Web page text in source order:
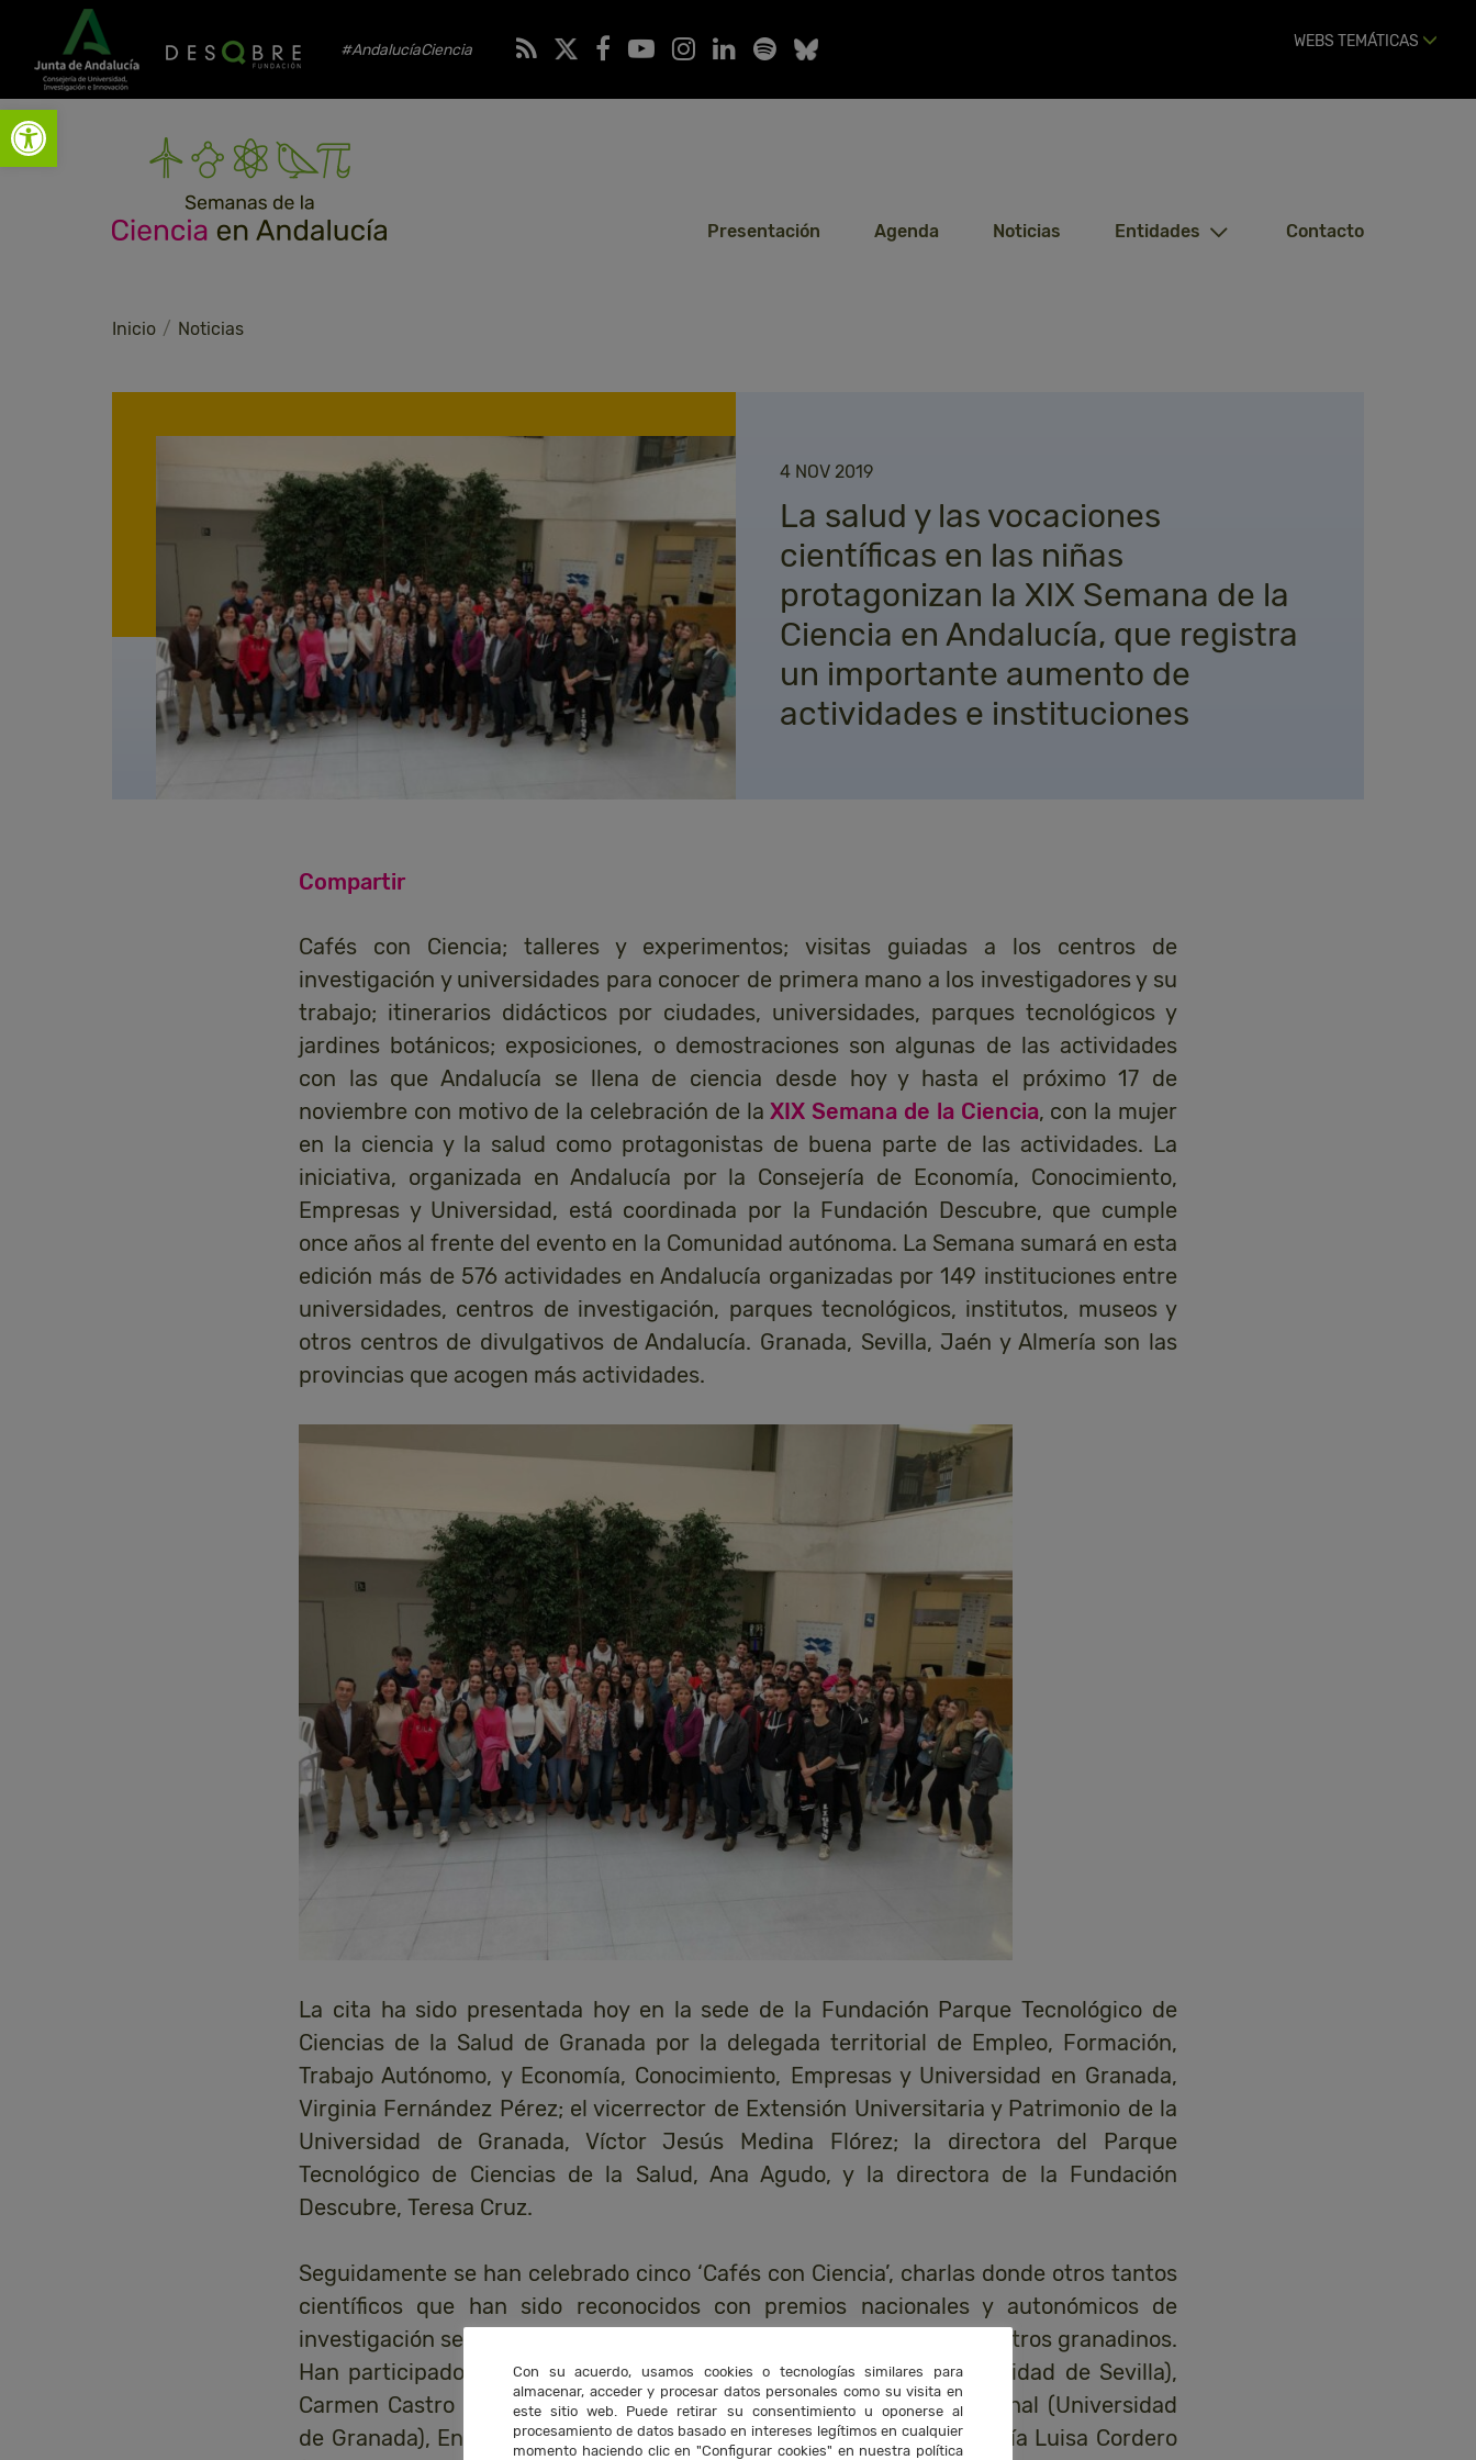
Abrir barra de herramientas
#AndalucíaCiencia WEBS TEMÁTICAS
Presentación Agenda Noticias Entidades Contacto
Inicio Noticias
4 NOV 2019
La salud y las vocaciones
científicas en las niñas
protagonizan la XIX Semana de la
Ciencia en Andalucía, que registra
un importante aumento de
actividades e instituciones
Compartir
Cafés con Ciencia; talleres y experimentos; visitas guiadas a los centros de
investigación y universidades para conocer de primera mano a los investigadores y su
trabajo; itinerarios didácticos por ciudades, universidades, parques tecnológicos y
jardines botánicos; exposiciones, o demostraciones son algunas de las actividades
con las que Andalucía se llena de ciencia desde hoy y hasta el próximo 17 de
noviembre con motivo de la celebración de laXIX Semana de la Ciencia, con la mujer
en la ciencia y la salud como protagonistas de buena parte de las actividades. La
iniciativa, organizada en Andalucía por la Consejería de Economía, Conocimiento,
Empresas y Universidad, está coordinada por la Fundación Descubre, que cumple
once años al frente del evento en la Comunidad autónoma. La Semana sumará en esta
edición más de 576 actividades en Andalucía organizadas por 149 instituciones entre
universidades, centros de investigación, parques tecnológicos, institutos, museos y
otros centros de divulgativos de Andalucía. Granada, Sevilla, Jaén y Almería son las
provincias que acogen más actividades.
La cita ha sido presentada hoy en la sede de la Fundación Parque Tecnológico de
Ciencias de la Salud de Granada por la delegada territorial de Empleo, Formación,
Trabajo Autónomo, y Economía, Conocimiento, Empresas y Universidad en Granada,
Virginia Fernández Pérez; el vicerrector de Extensión Universitaria y Patrimonio de la
Universidad de Granada, Víctor Jesús Medina Flórez; la directora del Parque
Tecnológico de Ciencias de la Salud, Ana Agudo, y la directora de la Fundación
Descubre, Teresa Cruz.
Seguidamente se han celebrado cinco ‘Cafés con Ciencia’, charlas donde otros tantos
científicos que han sido reconocidos con premios nacionales y autonómicos de
investigación se han sentado a dialogar con casi 100 escolares de centros granadinos.
Han participado en estos encuentros Juan Antonio Ortega (Universidad de Sevilla),
Carmen Castro González (Universidad de Cádiz), Juan Antonio Marchal (Universidad
de Granada), Encarnación Moral Pajares (Universidad de Jaén) y María Luisa Cordero
Con su acuerdo, usamos cookies o tecnologías similares para
almacenar, acceder y procesar datos personales como su visita en
este sitio web. Puede retirar su consentimiento u oponerse al
procesamiento de datos basado en intereses legítimos en cualquier
momento haciendo clic en "Configurar cookies" en nuestra política